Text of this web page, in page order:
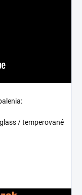
/ temperované